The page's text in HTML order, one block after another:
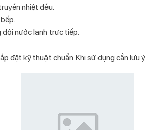
nhiệt đều.
dội nước lạnh trực tiếp.
đặt kỹ thuật chuẩn. Khi sử dụng cần lưu ý: